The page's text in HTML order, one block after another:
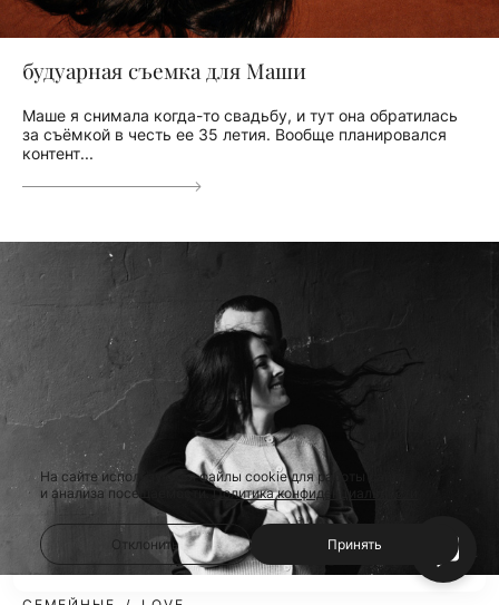
будуарная съемка для Маши
Маше я снимала когда-то свадьбу, и тут она обратилась
за съёмкой в честь ее 35 летия. Вообще планировался
контент...
На сайте используются файлы cookie для работы сайта
и анализа посещаемости.
Политика конфиденциальности
Отклонить Принять